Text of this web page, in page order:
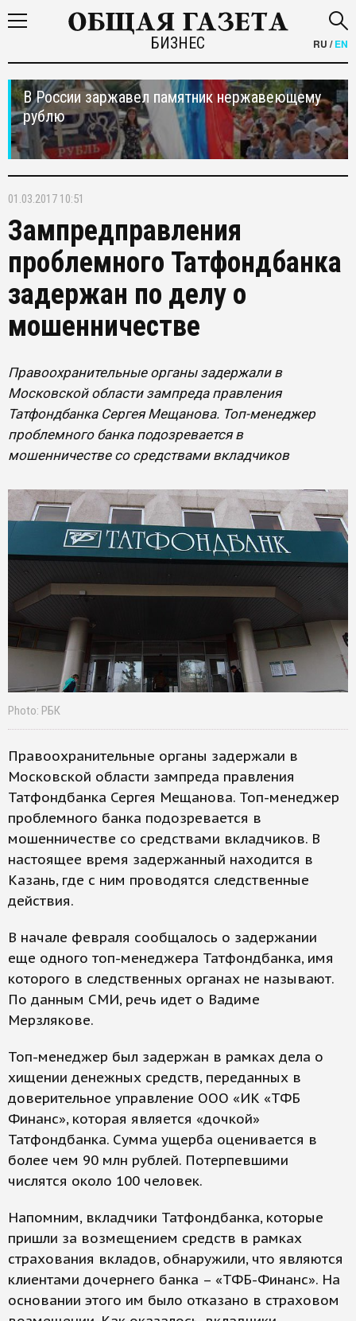
БИЗНЕС RU /EN
В России заржавел памятник нержавеющему
рублю
01.03.2017 10:51
Зампредправления
проблемного Татфондбанка
задержан по делу о
мошенничестве
Правоохранительные органы задержали в
Московской области зампреда правления
Татфондбанка Сергея Мещанова. Топ-менеджер
проблемного банка подозревается в
мошенничестве со средствами вкладчиков
Photo: РБК
Правоохранительные органы задержали в
Московской области зампреда правления
Татфондбанка Сергея Мещанова. Топ-менеджер
проблемного банка подозревается в
мошенничестве со средствами вкладчиков. В
настоящее время задержанный находится в
Казань, где с ним проводятся следственные
действия.
В начале февраля сообщалось о задержании
еще одного топ-менеджера Татфондбанка, имя
которого в следственных органах не называют.
По данным СМИ, речь идет о Вадиме
Мерзлякове.
Топ-менеджер был задержан в рамках дела о
хищении денежных средств, переданных в
доверительное управление ООО «ИК «ТФБ
Финанс», которая является «дочкой»
Татфондбанка. Сумма ущерба оценивается в
более чем 90 млн рублей. Потерпевшими
числятся около 100 человек.
Напомним, вкладчики Татфондбанка, которые
пришли за возмещением средств в рамках
страхования вкладов, обнаружили, что являются
клиентами дочернего банка – «ТФБ-Финанс». На
основании этого им было отказано в страховом